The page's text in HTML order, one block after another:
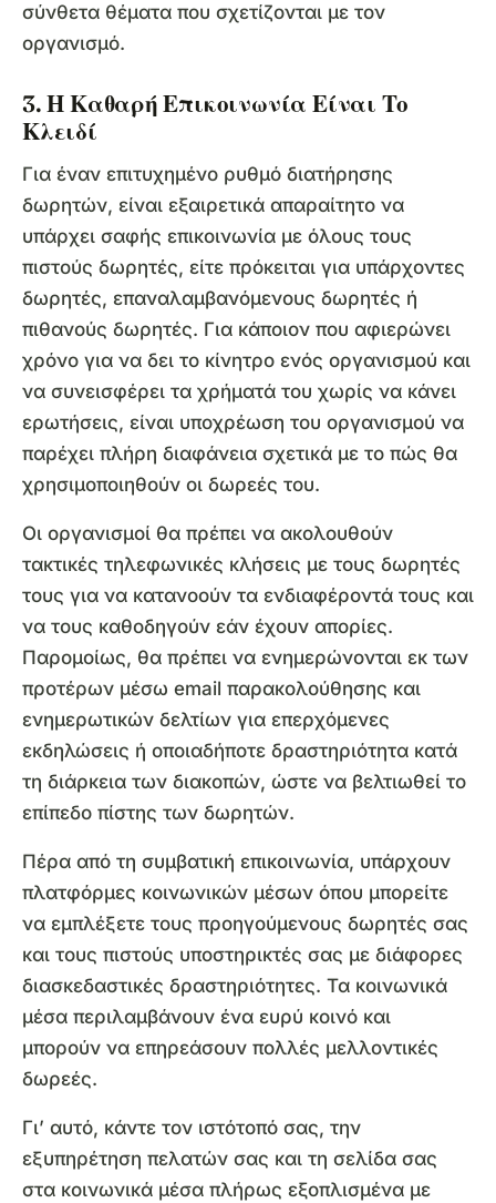
σύνθετα θέματα που σχετίζονται με τον
οργανισμό.
3. Η Καθαρή Επικοινωνία Είναι Το
Κλειδί
Για έναν επιτυχημένο ρυθμό διατήρησης
δωρητών, είναι εξαιρετικά απαραίτητο να
υπάρχει σαφής επικοινωνία με όλους τους
πιστούς δωρητές, είτε πρόκειται για υπάρχοντες
δωρητές, επαναλαμβανόμενους δωρητές ή
πιθανούς δωρητές. Για κάποιον που αφιερώνει
χρόνο για να δει το κίνητρο ενός οργανισμού και
να συνεισφέρει τα χρήματά του χωρίς να κάνει
ερωτήσεις, είναι υποχρέωση του οργανισμού να
παρέχει πλήρη διαφάνεια σχετικά με το πώς θα
χρησιμοποιηθούν οι δωρεές του.
Οι οργανισμοί θα πρέπει να ακολουθούν
τακτικές τηλεφωνικές κλήσεις με τους δωρητές
τους για να κατανοούν τα ενδιαφέροντά τους και
να τους καθοδηγούν εάν έχουν απορίες.
Παρομοίως, θα πρέπει να ενημερώνονται εκ των
προτέρων μέσω email παρακολούθησης και
ενημερωτικών δελτίων για επερχόμενες
εκδηλώσεις ή οποιαδήποτε δραστηριότητα κατά
τη διάρκεια των διακοπών, ώστε να βελτιωθεί το
επίπεδο πίστης των δωρητών.
Πέρα από τη συμβατική επικοινωνία, υπάρχουν
πλατφόρμες κοινωνικών μέσων όπου μπορείτε
να εμπλέξετε τους προηγούμενους δωρητές σας
και τους πιστούς υποστηρικτές σας με διάφορες
διασκεδαστικές δραστηριότητες. Τα κοινωνικά
μέσα περιλαμβάνουν ένα ευρύ κοινό και
μπορούν να επηρεάσουν πολλές μελλοντικές
δωρεές.
Γι’ αυτό, κάντε τον ιστότοπό σας, την
εξυπηρέτηση πελατών σας και τη σελίδα σας
στα κοινωνικά μέσα πλήρως εξοπλισμένα με